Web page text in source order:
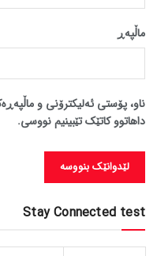
ماڵپه‌ڕ
ناو، پۆستی ئەلیکترۆنی و
داهاتوو کاتێک تێبینیم نووسی.
Stay Connected test